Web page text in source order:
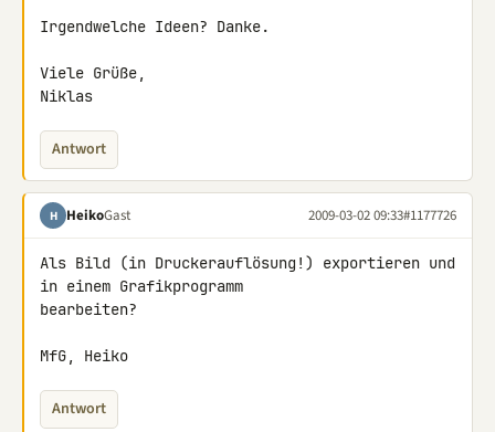
Irgendwelche Ideen? Danke.
Viele Grüße,
Niklas
Antwort
H HeikoGast 2009-03-02 09:33#1177726
Als Bild (in Druckerauflösung!) exportieren und
in einem Grafikprogramm
bearbeiten?
MfG, Heiko
Antwort